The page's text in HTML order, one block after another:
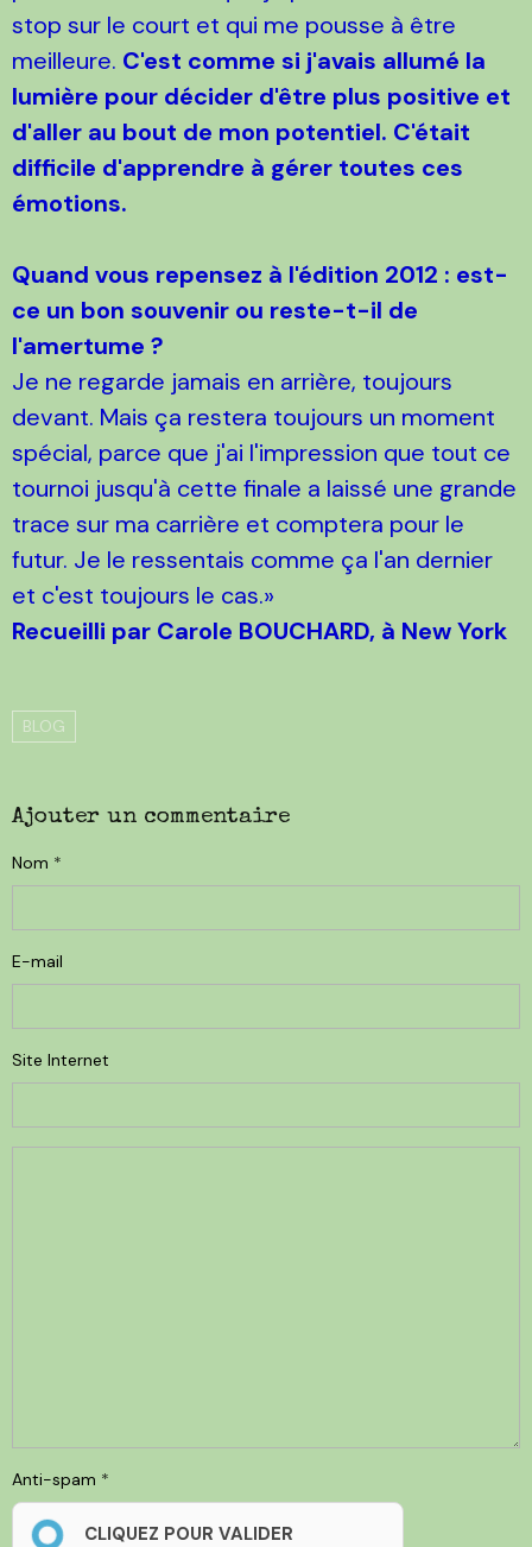
stop sur le court et qui me pousse à être
meilleure. C'est comme si j'avais allumé la
lumière pour décider d'être plus positive et
d'aller au bout de mon potentiel. C'était
difficile d'apprendre à gérer toutes ces
émotions.
Quand vous repensez à l'édition 2012 : est-
ce un bon souvenir ou reste-t-il de
l'amertume ?
Je ne regarde jamais en arrière, toujours
devant. Mais ça restera toujours un moment
spécial, parce que j'ai l'impression que tout ce
tournoi jusqu'à cette finale a laissé une grande
trace sur ma carrière et comptera pour le
futur. Je le ressentais comme ça l'an dernier
et c'est toujours le cas.»
Recueilli par Carole BOUCHARD, à New York
BLOG
Ajouter un commentaire
Nom
E-mail
Site Internet
Anti-spam
CLIQUEZ POUR VALIDER